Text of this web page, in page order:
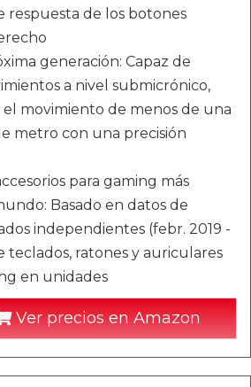
respuesta de los botones
generación: Capaz de
a nivel submicrónico,
movimiento de menos de una
metro con una precisión
para gaming más
Basado en datos de
independientes (febr. 2019 -
teclados, ratones y auriculares
en unidades
Ver precios en Amazon